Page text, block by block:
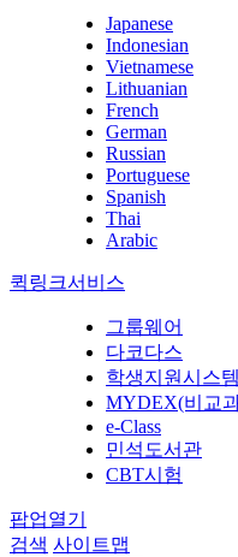
Japanese
Indonesian
Vietnamese
Lithuanian
French
German
Russian
Portuguese
Spanish
Thai
Arabic
퀵링크서비스
그룹웨어
다코다스
학생지원시스템
MYDEX(비교
e-Class
민석도서관
CBT시험
팝업열기
검색 사이트맵